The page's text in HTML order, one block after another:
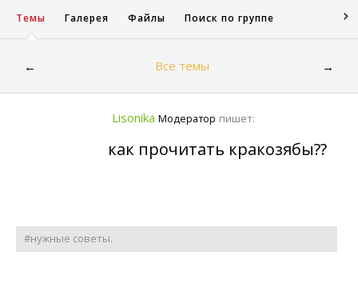
Темы Галерея Файлы Поиск по группе
← Все темы →
Lisonika Модератор пишет:
как прочитать кракозябы??
#нужные советы.